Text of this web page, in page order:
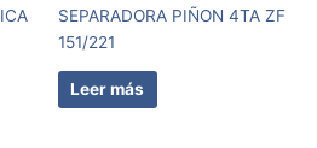
SEPARADORA PIÑON 4TA ZF
151/221
Leer más